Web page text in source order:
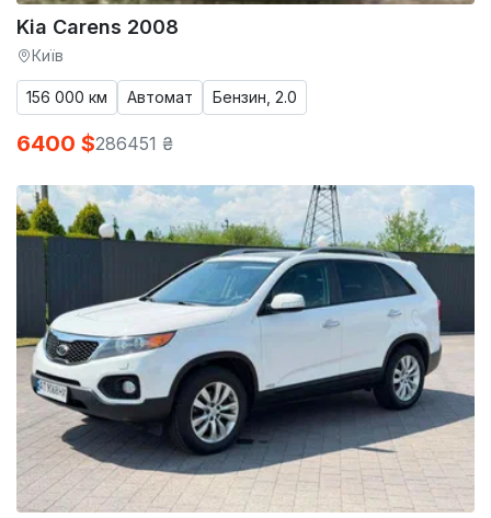
Kia Carens 2008
Київ
156 000 км Автомат Бензин, 2.0
6400 $286451 ₴